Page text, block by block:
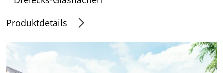
Produktdetails